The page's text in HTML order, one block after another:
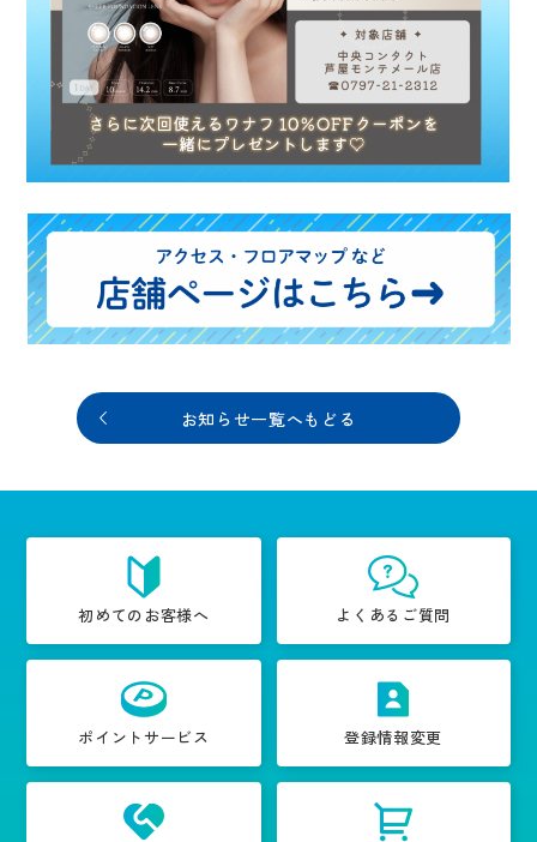
お知らせ一覧へもどる
初めてのお客様へ よくあるご質問
ポイントサービス 登録情報変更